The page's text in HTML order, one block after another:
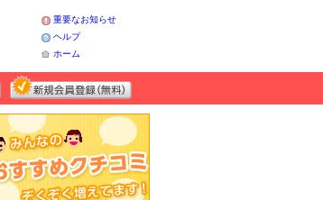
重要なお知らせ
ヘルプ
ホーム